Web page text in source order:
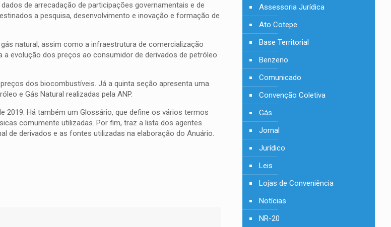
de arrecadação de participações governamentais e de
a pesquisa, desenvolvimento e inovação e formação de
natural, assim como a infraestrutura de comercialização
evolução dos preços ao consumidor de derivados de petróleo
dos biocombustíveis. Já a quinta seção apresenta uma
e Gás Natural realizadas pela ANP.
2019. Há também um Glossário, que define os vários termos
comumente utilizadas. Por fim, traz a lista dos agentes
de derivados e as fontes utilizadas na elaboração do Anuário.
Assessoria Jurídica
Ato Cotepe
Base Territorial
Benzeno
Comunicado
Convenção Coletiva
Gás
Jornal
Jurídico
Leis
Lojas de Conveniência
Notícias
NR-20